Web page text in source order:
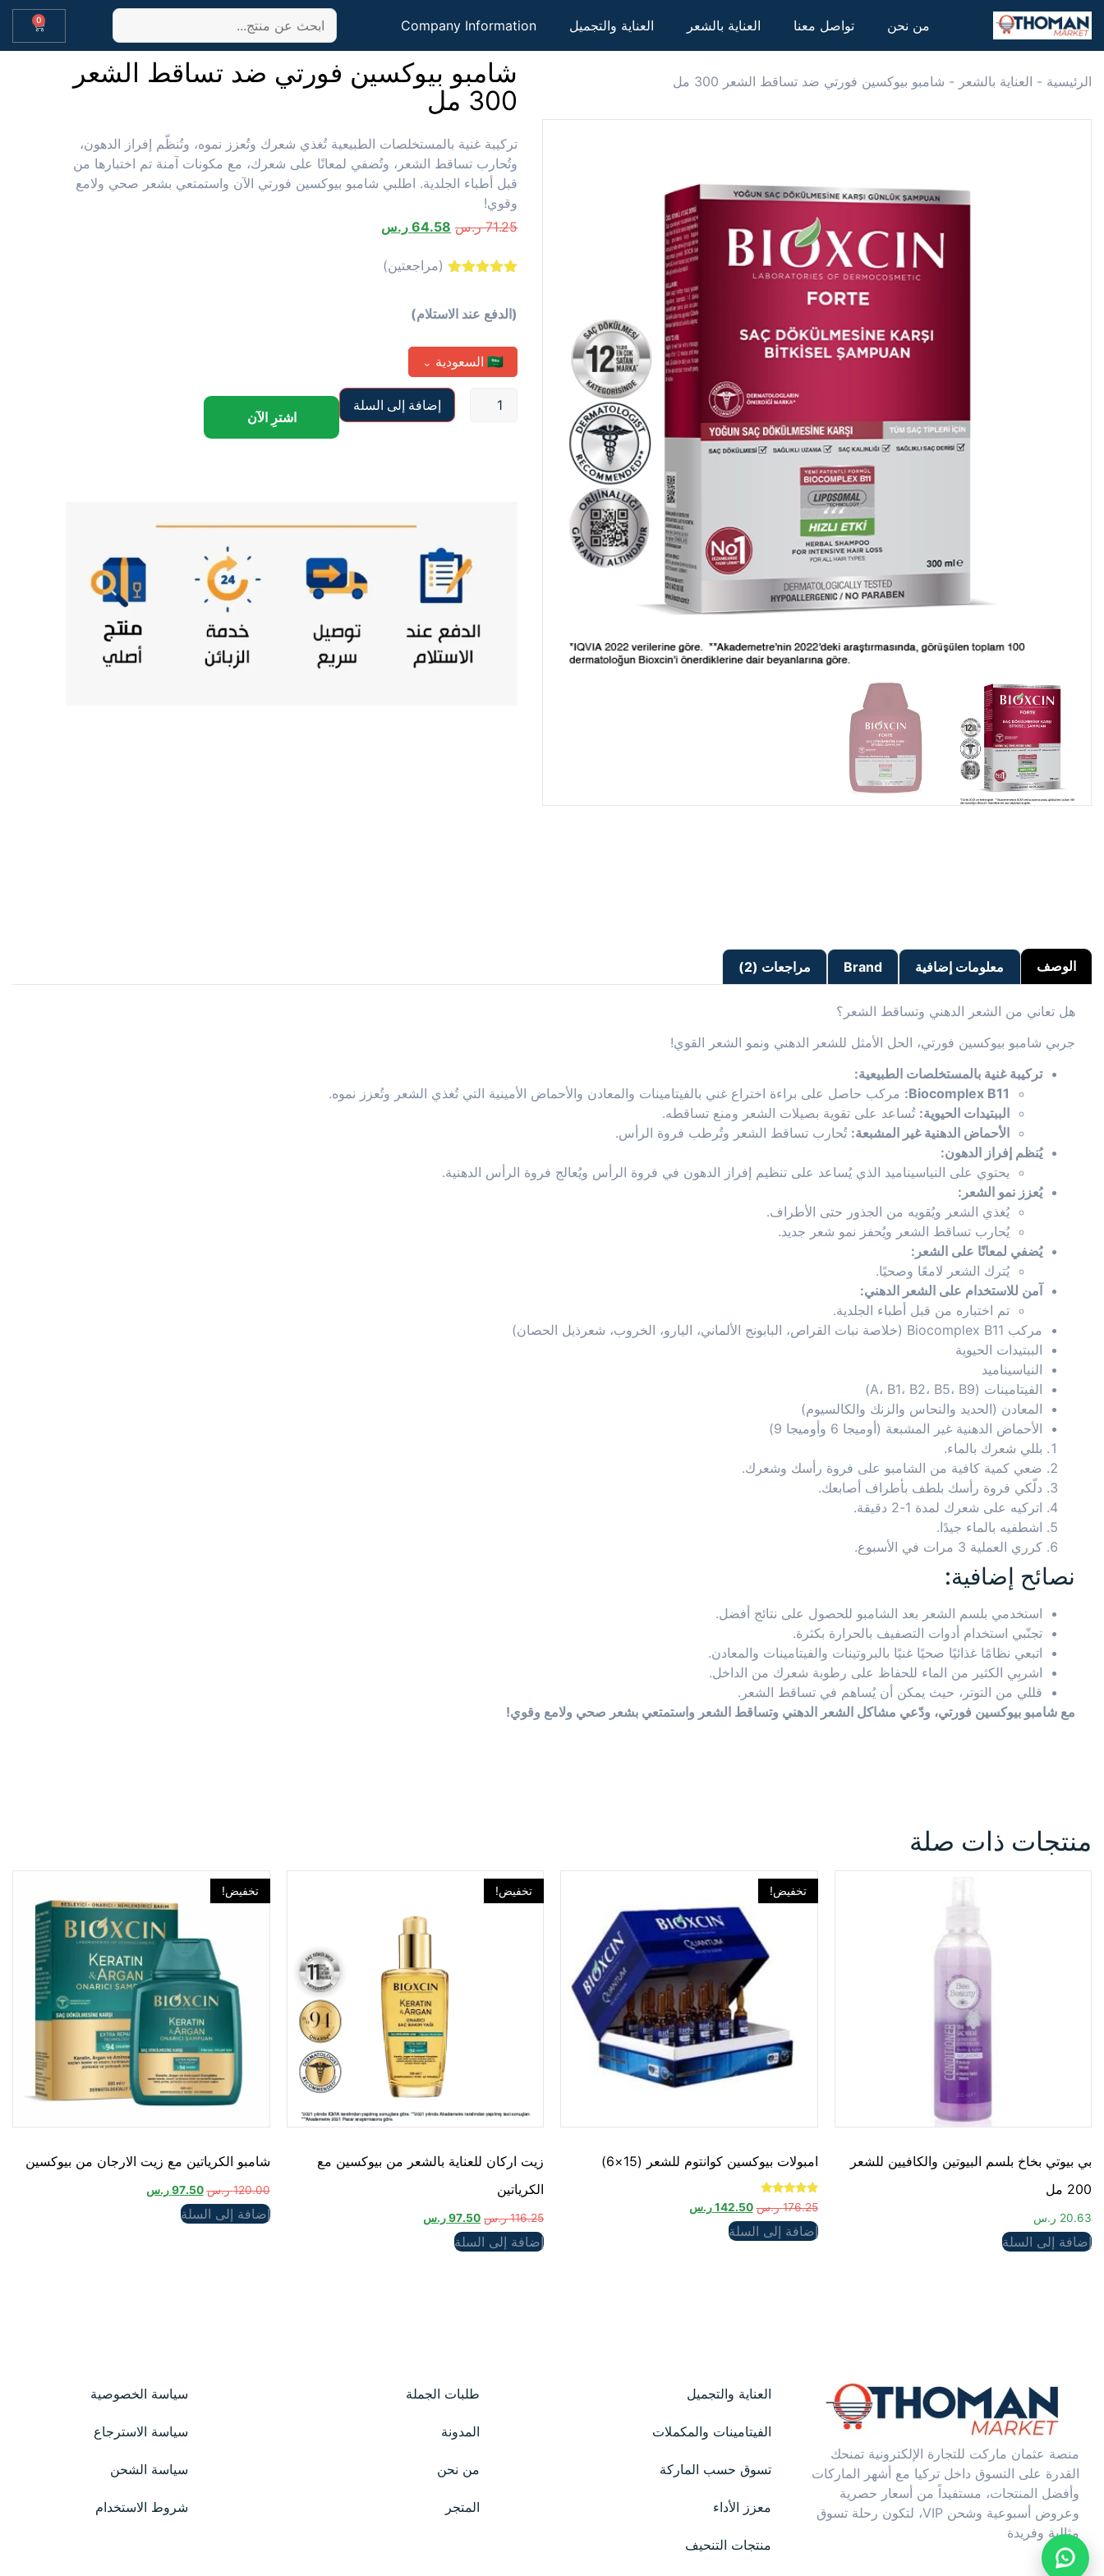
من نحن تواصل معنا العناية بالشعر العناية والتجميل Company Information
0
الرئيسية - العناية بالشعر - شامبو بيوكسين فورتي ضد تساقط الشعر 300 مل
شامبو بيوكسين فورتي ضد تساقط الشعر
300 مل
تركيبة غنية بالمستخلصات الطبيعية تُغذي شعرك وتُعزز نموه، وتُنظّم إفراز الدهون،
وتُحارب تساقط الشعر، وتُضفي لمعانًا على شعرك، مع مكونات آمنة تم اختبارها من
قبل أطباء الجلدية. اطلبي شامبو بيوكسين فورتي الآن واستمتعي بشعر صحي ولامع
وقوي!
71.25 ر.س 64.58 ر.س
بناءً على
تقييم
(مراجعتين)
(الدفع عند الاستلام)
🇸🇦 السعودية ⌄
إضافة إلى السلة
اشترِ الآن
الوصف معلومات إضافية Brand مراجعات (2)
هل تعاني من الشعر الدهني وتساقط الشعر؟
جربي شامبو بيوكسين فورتي، الحل الأمثل للشعر الدهني ونمو الشعر القوي!
تركيبة غنية بالمستخلصات الطبيعية:
Biocomplex B11: مركب حاصل على براءة اختراع غني بالفيتامينات والمعادن والأحماض الأمينية التي تُغذي الشعر وتُعزز نموه.
الببتيدات الحيوية: تُساعد على تقوية بصيلات الشعر ومنع تساقطه.
الأحماض الدهنية غير المشبعة: تُحارب تساقط الشعر وتُرطب فروة الرأس.
يُنظم إفراز الدهون:
يحتوي على النياسيناميد الذي يُساعد على تنظيم إفراز الدهون في فروة الرأس ويُعالج فروة الرأس الدهنية.
يُعزز نمو الشعر:
يُغذي الشعر ويُقويه من الجذور حتى الأطراف.
يُحارب تساقط الشعر ويُحفز نمو شعر جديد.
يُضفي لمعانًا على الشعر:
يُترك الشعر لامعًا وصحيًا.
آمن للاستخدام على الشعر الدهني:
تم اختباره من قبل أطباء الجلدية.
مركب Biocomplex B11 (خلاصة نبات القراص، البابونج الألماني، اليارو، الخروب، شعرذيل الحصان)
الببتيدات الحيوية
النياسيناميد
الفيتامينات (A، B1، B2، B5، B9)
المعادن (الحديد والنحاس والزنك والكالسيوم)
الأحماض الدهنية غير المشبعة (أوميجا 6 وأوميجا 9)
بللي شعرك بالماء.
ضعي كمية كافية من الشامبو على فروة رأسك وشعرك.
دلّكي فروة رأسك بلطف بأطراف أصابعك.
اتركيه على شعرك لمدة 1-2 دقيقة.
اشطفيه بالماء جيدًا.
كرري العملية 3 مرات في الأسبوع.
نصائح إضافية:
استخدمي بلسم الشعر بعد الشامبو للحصول على نتائج أفضل.
تجنّبي استخدام أدوات التصفيف بالحرارة بكثرة.
اتبعي نظامًا غذائيًا صحيًا غنيًا بالبروتينات والفيتامينات والمعادن.
اشربِي الكثير من الماء للحفاظ على رطوبة شعرك من الداخل.
قللي من التوتر، حيث يمكن أن يُساهم في تساقط الشعر.
مع شامبو بيوكسين فورتي، ودّعي مشاكل الشعر الدهني وتساقط الشعر واستمتعي بشعر صحي ولامع وقوي!
منتجات ذات صلة
بي بيوتي بخاخ بلسم البيوتين والكافيين للشعر
200 مل
20.63 ر.س
إضافة إلى السلة
تخفيض!
امبولات بيوكسين كوانتوم للشعر (15×6)
تم التقييم
5.00
من 5
176.25 ر.س 142.50 ر.س
إضافة إلى السلة
تخفيض!
زيت اركان للعناية بالشعر من بيوكسين مع
الكرياتين
116.25 ر.س 97.50ر.س
إضافة إلى السلة
تخفيض!
شامبو الكرياتين مع زيت الارجان من بيوكسين
120.00 ر.س 97.50 ر.س
إضافة إلى السلة
منصة عثمان ماركت للتجارة الإلكترونية تمنحك
القدرة على التسوق داخل تركيا مع أشهر الماركات
وأفضل المنتجات، مستفيداً من أسعار حصرية
وعروض أسبوعية وشحن VIP، لتكون رحلة تسوق
مثالية وفريدة
العناية والتجميل
الفيتامينات والمكملات
تسوق حسب الماركة
معزز الأداء
منتجات التنحيف
طلبات الجملة
المدونة
من نحن
المتجر
سياسة الخصوصية
سياسة الاسترجاع
سياسة الشحن
شروط الاستخدام